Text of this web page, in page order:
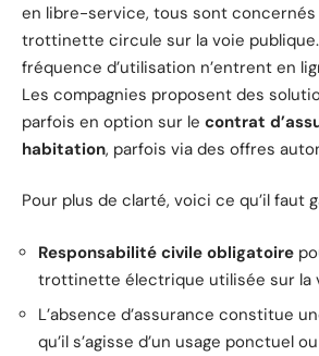
en libre-service, tous sont concernés
trottinette circule sur la voie publique.
fréquence d’utilisation n’entrent en
Les compagnies proposent des
parfois en option sur le contrat
habitation, parfois via des offres
Pour plus de clarté, voici ce qu’il faut
Responsabilité civile obligatoire
trottinette électrique utilisée sur la
L’absence d’assurance constitue
qu’il s’agisse d’un usage ponctuel